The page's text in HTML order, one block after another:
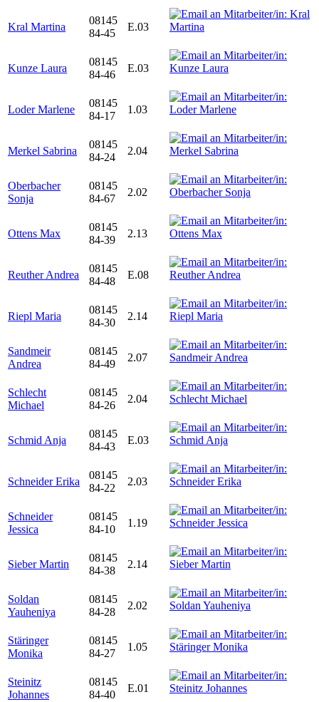
Kral Martina
08145
84-45
E.03
Kunze Laura
08145
84-46
E.03
Loder Marlene
08145
84-17
1.03
Merkel Sabrina
08145
84-24
2.04
Oberbacher
Sonja
08145
84-67
2.02
Ottens Max
08145
84-39
2.13
Reuther Andrea
08145
84-48
E.08
Riepl Maria
08145
84-30
2.14
Sandmeir
Andrea
08145
84-49
2.07
Schlecht
Michael
08145
84-26
2.04
Schmid Anja
08145
84-43
E.03
Schneider Erika
08145
84-22
2.03
Schneider
Jessica
08145
84-10
1.19
Sieber Martin
08145
84-38
2.14
Soldan
Yauheniya
08145
84-28
2.02
Stäringer
Monika
08145
84-27
1.05
Steinitz
Johannes
08145
84-40
E.01